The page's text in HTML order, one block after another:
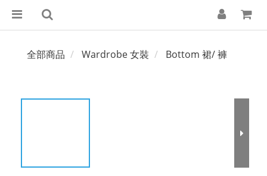
全部商品 Wardrobe 女裝 Bottom 裙/ 褲